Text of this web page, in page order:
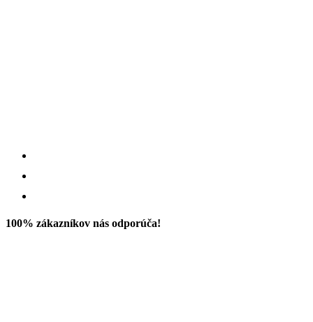
100% zákazníkov nás odporúča!